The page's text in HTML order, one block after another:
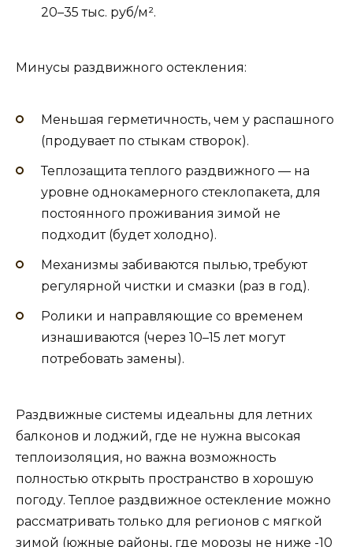
20–35 тыс. руб/м².
Минусы раздвижного остекления:
Меньшая герметичность, чем у распашного
(продувает по стыкам створок).
Теплозащита теплого раздвижного — на
уровне однокамерного стеклопакета, для
постоянного проживания зимой не
подходит (будет холодно).
Механизмы забиваются пылью, требуют
регулярной чистки и смазки (раз в год).
Ролики и направляющие со временем
изнашиваются (через 10–15 лет могут
потребовать замены).
Раздвижные системы идеальны для летних
балконов и лоджий, где не нужна высокая
теплоизоляция, но важна возможность
полностью открыть пространство в хорошую
погоду. Теплое раздвижное остекление можно
рассматривать только для регионов с мягкой
зимой (южные районы, где морозы не ниже -10